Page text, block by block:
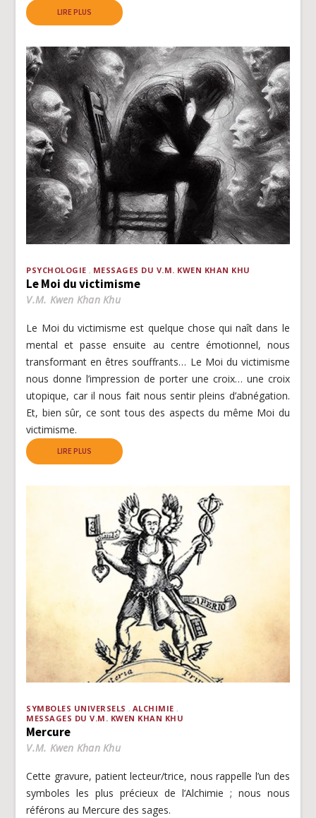
LIRE PLUS
PSYCHOLOGIE MESSAGES DU V.M. KWEN KHAN KHU
Le Moi du victimisme
V.M. Kwen Khan Khu
Le Moi du victimisme est quelque chose qui naît dans le
mental et passe ensuite au centre émotionnel, nous
transformant en êtres souffrants… Le Moi du victimisme
nous donne l’impression de porter une croix… une croix
utopique, car il nous fait nous sentir pleins d’abnégation.
Et, bien sûr, ce sont tous des aspects du même Moi du
victimisme.
LIRE PLUS
SYMBOLES UNIVERSELS
ALCHIMIE
MESSAGES DU V.M. KWEN KHAN KHU
Mercure
V.M. Kwen Khan Khu
Cette gravure, patient lecteur/trice, nous rappelle l’un des
symboles les plus précieux de l’Alchimie ; nous nous
référons au Mercure des sages.